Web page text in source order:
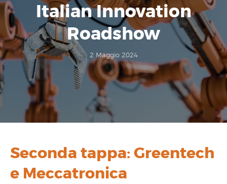
Italian Innovation
Roadshow
2 Maggio 2024
Seconda tappa: Greentech
e Meccatronica